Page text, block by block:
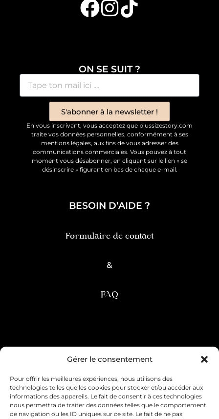
Gérer le consentement
Pour offrir les meilleures expériences, nous utilisons des
technologies telles que les cookies pour stocker et/ou accéder aux
informations des appareils. Le fait de consentir à ces technologies
nous permettra de traiter des données telles que le comportement
de navigation ou les ID uniques sur ce site. Le fait de ne pas
ON SE SUIT ?
S'abonner à la newsletter !
En vous inscrivant, vous acceptez que plussizestory.com
traite vos données personnelles, conformément à ses
mentions légales, aux fins de vous adresser des
communications commerciales. Vous pouvez à tout
moment vous désabonner, en cliquant sur le lien « se
désinscrire » figurant en bas de chaque e-mail.
BESOIN D’AIDE ?
Formulaire de contact
&
FAQ
Condition générale de vente
Mentions légales Livraison & retour
Contact & service client